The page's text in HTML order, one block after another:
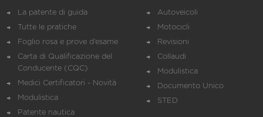
La patente di guida
Tutte le pratiche
Foglio rosa e prove d’esame
Carta di Qualificazione del
Conducente (CQC)
Medici Certificatori - Novità
Modulistica
Patente nautica
Autoveicoli
Motocicli
Revisioni
Collaudi
Modulistica
Documento Unico
STED